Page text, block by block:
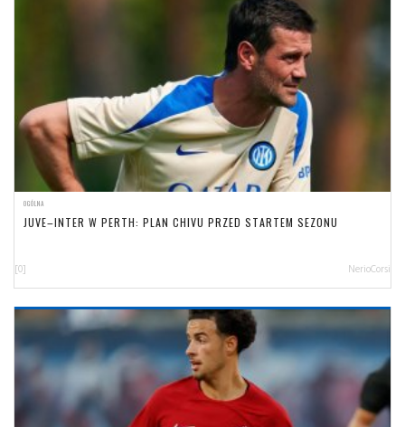
OGÓLNA
JUVE–INTER W PERTH: PLAN CHIVU PRZED STARTEM SEZONU
[0] NerioCorsi